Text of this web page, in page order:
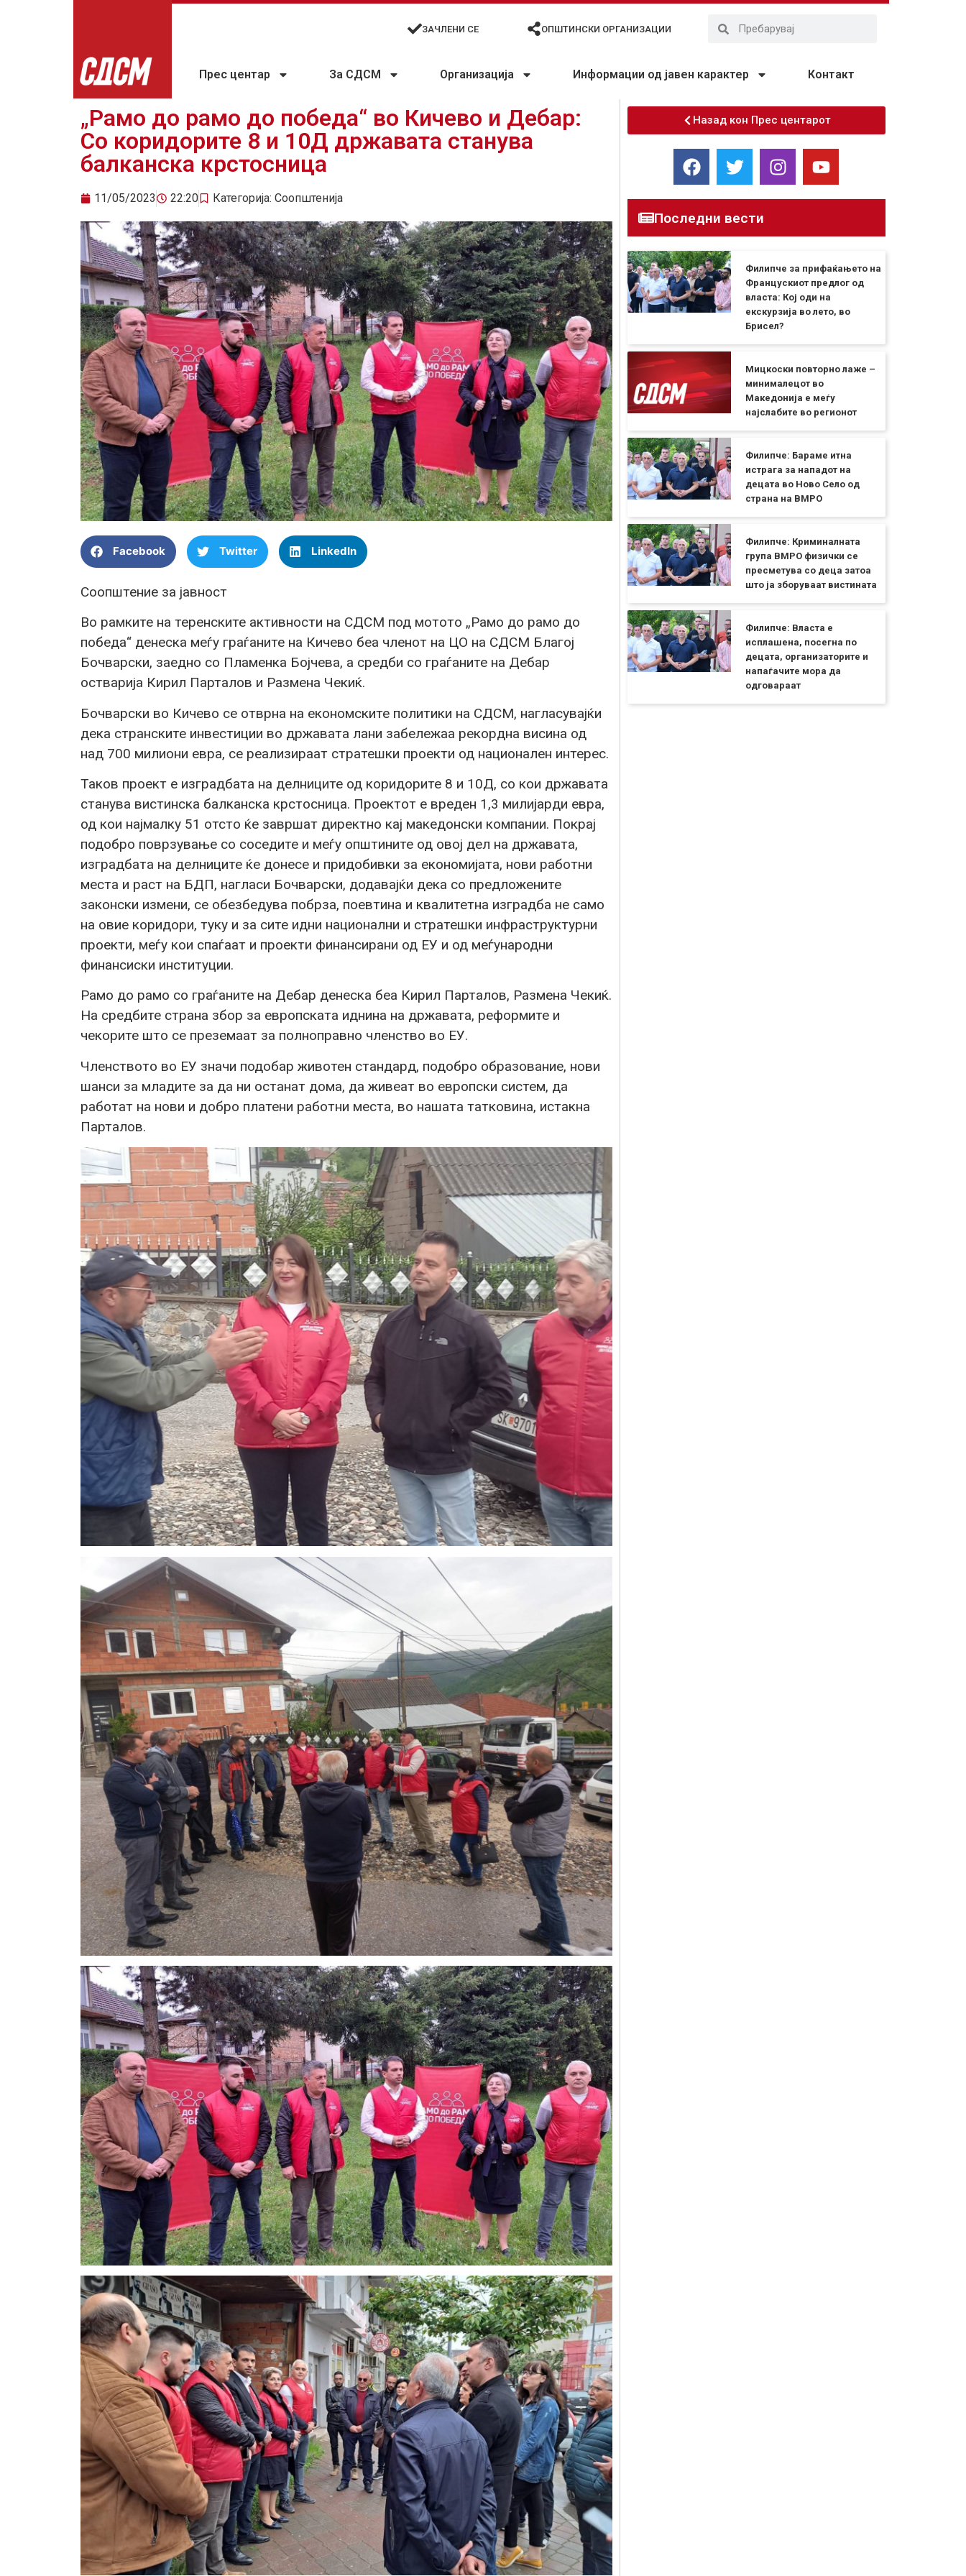
ЗАЧЛЕНИ СЕ ОПШТИНСКИ ОРГАНИЗАЦИИ
Прес центар За СДСМ Организација Информации од јавен карактер Контакт
„Рамо до рамо до победа“ во Кичево и Дебар:
Со коридорите 8 и 10Д државата станува
балканска крстосница
11/05/2023 22:20 Категорија: Соопштенија
Facebook Twitter LinkedIn
Соопштение за јавност
Во рамките на теренските активности на СДСМ под мотото „Рамо до рамо до
победа“ денеска меѓу граѓаните на Кичево беа членот на ЦО на СДСМ Благој
Бочварски, заедно со Пламенка Бојчева, а средби со граѓаните на Дебар
остварија Кирил Парталов и Размена Чекиќ.
Бочварски во Кичево се отврна на економските политики на СДСМ, нагласувајќи
дека странските инвестиции во државата лани забележаа рекордна висина од
над 700 милиони евра, се реализираат стратешки проекти од национален интерес.
Таков проект е изградбата на делниците од коридорите 8 и 10Д, со кои државата
станува вистинска балканска крстосница. Проектот е вреден 1,3 милијарди евра,
од кои најмалку 51 отсто ќе завршат директно кај македонски компании. Покрај
подобро поврзување со соседите и меѓу општините од овој дел на државата,
изградбата на делниците ќе донесе и придобивки за економијата, нови работни
места и раст на БДП, нагласи Бочварски, додавајќи дека со предложените
законски измени, се обезбедува побрза, поевтина и квалитетна изградба не само
на овие коридори, туку и за сите идни национални и стратешки инфраструктурни
проекти, меѓу кои спаѓаат и проекти финансирани од ЕУ и од меѓународни
финансиски институции.
Рамо до рамо со граѓаните на Дебар денеска беа Кирил Парталов, Размена Чекиќ.
На средбите страна збор за европската иднина на државата, реформите и
чекорите што се преземаат за полноправно членство во ЕУ.
Членството во ЕУ значи подобар животен стандард, подобро образование, нови
шанси за младите за да ни останат дома, да живеат во европски систем, да
работат на нови и добро платени работни места, во нашата татковина, истакна
Парталов.
Назад кон Прес центарот
Последни вести
Филипче за прифаќањето на
Францускиот предлог од
власта: Кој оди на
екскурзија во лето, во
Брисел?
Мицкоски повторно лаже –
минималецот во
Македонија е меѓу
најслабите во регионот
Филипче: Бараме итна
истрага за нападот на
децата во Ново Село од
страна на ВМРО
Филипче: Криминалната
група ВМРО физички се
пресметува со деца затоа
што ја зборуваат вистината
Филипче: Власта е
исплашена, посегна по
децата, организаторите и
напаѓачите мора да
одговараат